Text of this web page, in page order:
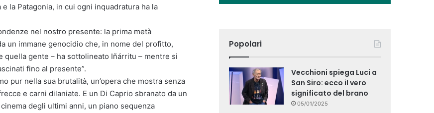
la Patagonia, in cui ogni inquadratura ha la
nel nostro presente: la prima metà
un immane genocidio che, in nome del profitto,
quella gente – ha sottolineato Iñárritu – mentre si
fino al presente”.
pur nella sua brutalità, un’opera che mostra senza
e carni dilaniate. E un Di Caprio sbranato da un
degli ultimi anni, un piano sequenza
Popolari
Vecchioni spiega Luci a
San Siro: ecco il vero
significato del brano
05/01/2025